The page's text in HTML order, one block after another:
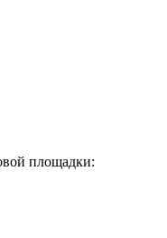
площадки: